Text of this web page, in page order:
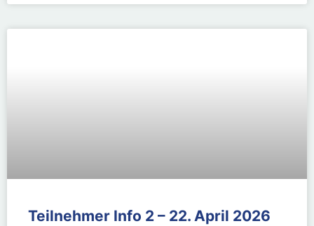
Teilnehmer Info 2 – 22. April 2026